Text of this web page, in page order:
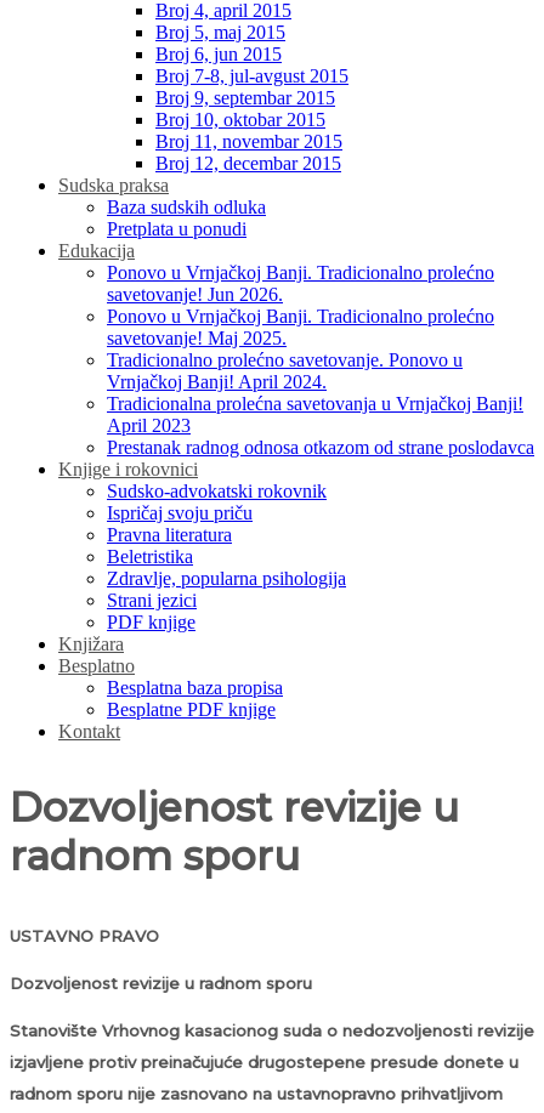
Broj 4, april 2015
Broj 5, maj 2015
Broj 6, jun 2015
Broj 7-8, jul-avgust 2015
Broj 9, septembar 2015
Broj 10, oktobar 2015
Broj 11, novembar 2015
Broj 12, decembar 2015
Sudska praksa
Baza sudskih odluka
Pretplata u ponudi
Edukacija
Ponovo u Vrnjačkoj Banji. Tradicionalno prolećno
savetovanje! Jun 2026.
Ponovo u Vrnjačkoj Banji. Tradicionalno prolećno
savetovanje! Maj 2025.
Tradicionalno prolećno savetovanje. Ponovo u
Vrnjačkoj Banji! April 2024.
Tradicionalna prolećna savetovanja u Vrnjačkoj Banji!
April 2023
Prestanak radnog odnosa otkazom od strane poslodavca
Knjige i rokovnici
Sudsko-advokatski rokovnik
Ispričaj svoju priču
Pravna literatura
Beletristika
Zdravlje, popularna psihologija
Strani jezici
PDF knjige
Knjižara
Besplatno
Besplatna baza propisa
Besplatne PDF knjige
Kontakt
Dozvoljenost revizije u
radnom sporu
USTAVNO PRAVO
Dozvoljenost revizije u radnom sporu
Stanovište Vrhovnog kasacionog suda o nedozvoljenosti revizije
izjavljene protiv preinačujuće drugostepene presude donete u
radnom sporu nije zasnovano na ustavnopravno prihvatljivom